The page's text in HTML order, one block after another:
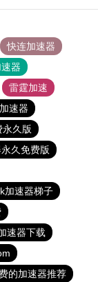
快连加速器
器
雷霆加速
速器
永久版
久免费版
加速器梯子
速器下载
的加速器推荐